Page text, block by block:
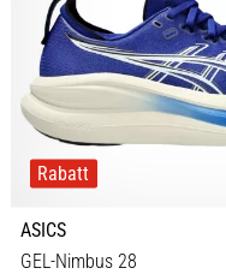
Rabatt
ASICS
GEL-Nimbus 28